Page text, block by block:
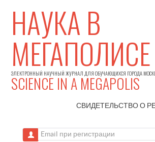
НАУКА В
МЕГАПОЛИСЕ
ЭЛЕКТРОННЫЙ НАУЧНЫЙ ЖУРНАЛ ДЛЯ ОБУЧАЮЩИХСЯ ГОРОДА
SCIENCE IN A MEGAPOLIS
СВИДЕТЕЛЬСТВО О
Email при регистрации